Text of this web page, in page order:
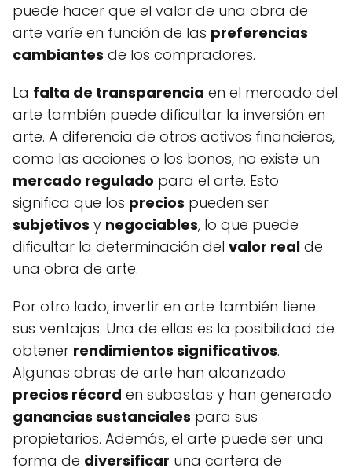
puede hacer que el valor de una obra de
arte varíe en función de las preferencias
cambiantes de los compradores.
La falta de transparencia en el mercado del
arte también puede dificultar la inversión en
arte. A diferencia de otros activos financieros,
como las acciones o los bonos, no existe un
mercado regulado para el arte. Esto
significa que los precios pueden ser
subjetivos y negociables, lo que puede
dificultar la determinación del valor real de
una obra de arte.
Por otro lado, invertir en arte también tiene
sus ventajas. Una de ellas es la posibilidad de
obtener rendimientos significativos.
Algunas obras de arte han alcanzado
precios récord en subastas y han generado
ganancias sustanciales para sus
propietarios. Además, el arte puede ser una
forma de diversificar una cartera de